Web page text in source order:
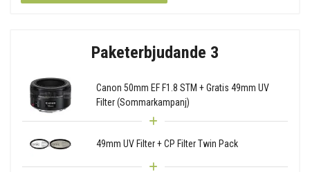
Paketerbjudande 3
Canon 50mm EF F1.8 STM + Gratis 49mm UV
Filter (Sommarkampanj)
49mm UV Filter + CP Filter Twin Pack